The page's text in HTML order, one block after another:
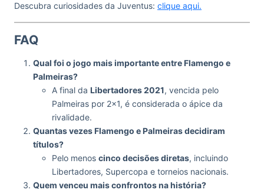
Descubra curiosidades da Juventus: clique aqui.
FAQ
Qual foi o jogo mais importante entre Flamengo e
Palmeiras?
A final da Libertadores 2021, vencida pelo
Palmeiras por 2×1, é considerada o ápice da
rivalidade.
Quantas vezes Flamengo e Palmeiras decidiram
títulos?
Pelo menos cinco decisões diretas, incluindo
Libertadores, Supercopa e torneios nacionais.
Quem venceu mais confrontos na história?